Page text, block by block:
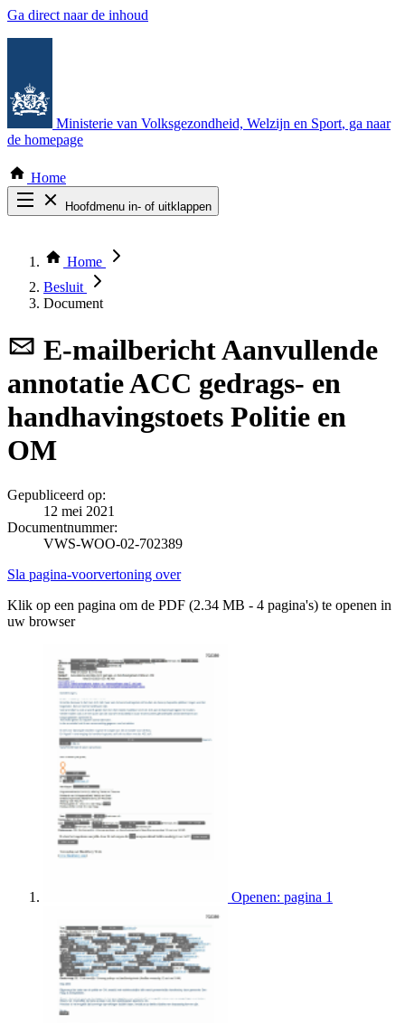
Ga direct naar de inhoud
Ministerie van Volksgezondheid, Welzijn en Sport, ga naar
de homepage
Home
Hoofdmenu in- of uitklappen
Thema COVID-19
Bekijk per bestuursorgaan
Home
Besluit
Document
E-mailberichtAanvullende
annotatie ACC gedrags- en
handhavingstoets Politie en
OM
Gepubliceerd op:
12 mei 2021
Documentnummer:
VWS-WOO-02-702389
Sla pagina-voorvertoning over
Klik op een pagina om de PDF (2.34 MB - 4 pagina's) te openen in
uw browser
Openen: pagina 1